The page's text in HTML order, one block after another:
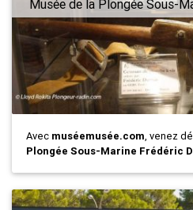
Musée de la Plongée Sous-
Avec muséemusée.com, venez
Plongée Sous-Marine Frédéric